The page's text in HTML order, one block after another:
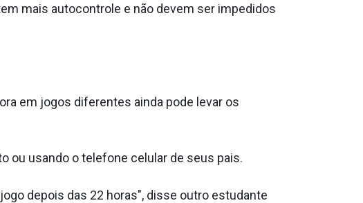
mais autocontrole e não devem ser impedidos
em jogos diferentes ainda pode levar os
ou usando o telefone celular de seus pais.
depois das 22 horas", disse outro estudante